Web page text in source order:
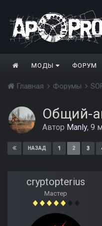
МОДЫ ФОРУМ
Главная Форумы
Общий-
Автор Manly, 9
НАЗАД 1 2 3
cryptopterius
Мастер